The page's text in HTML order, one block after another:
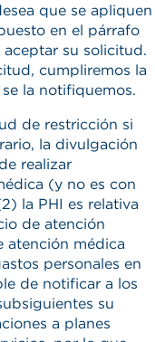
que se apliquen
en el párrafo
su solicitud.
cumpliremos la
la notifiquemos.
de restricción si
la divulgación
realizar
(y no es con
la PHI es relativa
de atención
atención médica
personales en
de notificar a los
su
a planes